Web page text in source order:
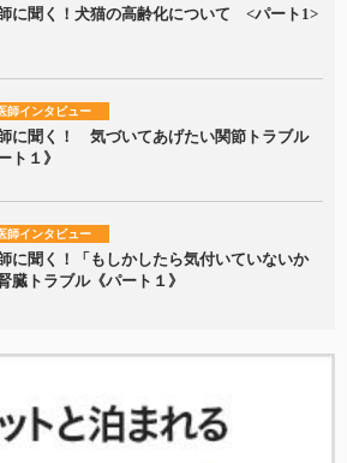
に聞く！犬猫の高齢化について <パート1>
師インタビュー
に聞く！ 気づいてあげたい関節トラブル
ト１》
師インタビュー
に聞く！「もしかしたら気付いていないか
臓トラブル《パート１》